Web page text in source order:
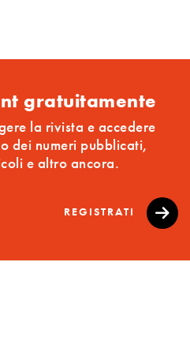
gratuitamente
la rivista e accedere
dei numeri pubblicati,
e altro ancora.
REGISTRATI